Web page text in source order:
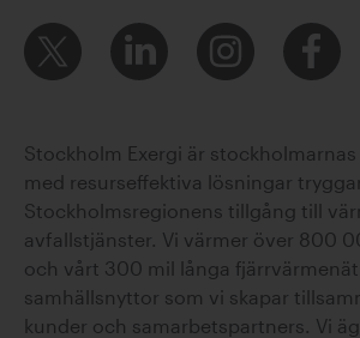
Stockholm Exergi är
med resurseffektiva lösningar
Stockholmsregionens tillgång till
avfallstjänster. Vi värmer över 800
och vårt 300 mil långa
samhällsnyttor som vi skapar
kunder och samarbetspartners. Vi